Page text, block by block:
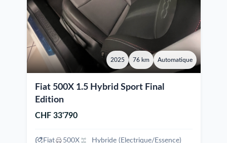
2025 76 km Automatique
Fiat 500X 1.5 Hybrid Sport Final
Edition
CHF 33'790
Fiat 500X
Hybride (Electrique/Essence)